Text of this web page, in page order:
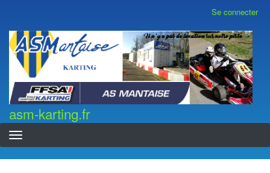
contenu
principal
compte
de
l'utilisateur
Se connecter
asm-karting.fr
asm-karting.fr